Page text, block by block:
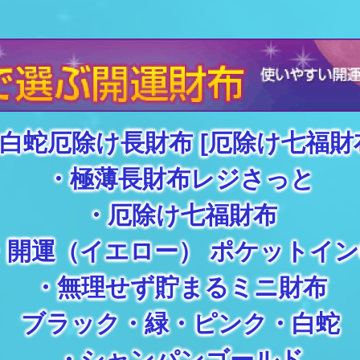
蛇厄除け長財布 [厄除け七福財
・極薄長財布レジさっと
・厄除け七福財布
開運（イエロー） ポケットイ
・無理せず貯まるミニ財布
ブラック ・緑・ ピンク ・白蛇